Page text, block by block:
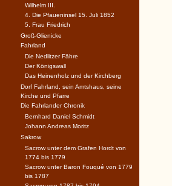
Wilhelm III.
4. Die Pfaueninsel 15. Juli 1852
5. Frau Friedrich
Groß-Glienicke
Fahrland
Die Nedlitzer Fähre
Der Königswall
Das Heinenholz und der Kirchberg
Dorf Fahrland, sein Amtshaus, seine
Kirche und Pfarre
Die Fahrlander Chronik
Bernhard Daniel Schmidt
Johann Andreas Moritz
Sakrow
Sacrow unter dem Grafen Hordt von
1774 bis 1779
Sacrow unter Baron Fouqué von 1779
bis 1787